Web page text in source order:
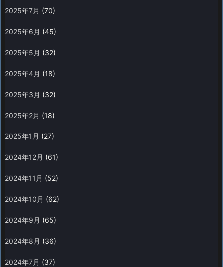
2025年7月 (70)
2025年6月 (45)
2025年5月 (32)
2025年4月 (18)
2025年3月 (32)
2025年2月 (18)
2025年1月 (27)
2024年12月 (61)
2024年11月 (52)
2024年10月 (62)
2024年9月 (65)
2024年8月 (36)
2024年7月 (37)